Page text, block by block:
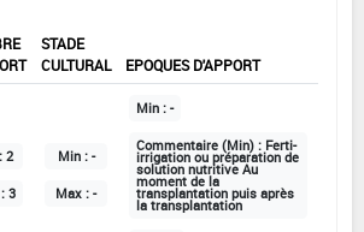
STADE
CULTURAL
EPOQUES D'APPORT
2
3
Min : -
Max : -
Min : -
Commentaire (Min) : Ferti-
irrigation ou préparation de
solution nutritive Au
moment de la
transplantation puis après
la transplantation